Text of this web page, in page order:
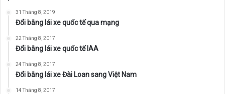
31 Tháng 8, 2019
Đổi bằng lái xe quốc tế qua mạng
22 Tháng 8, 2017
Đổi bằng lái xe quốc tế IAA
24 Tháng 8, 2017
Đổi bằng lái xe Đài Loan sang Việt Nam
14 Tháng 8, 2017